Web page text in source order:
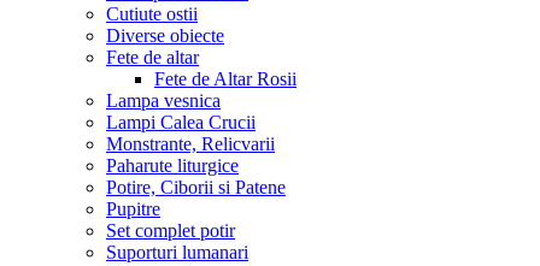
Cutiute ostii
Diverse obiecte
Fete de altar
Fete de Altar Rosii
Lampa vesnica
Lampi Calea Crucii
Monstrante, Relicvarii
Paharute liturgice
Potire, Ciborii si Patene
Pupitre
Set complet potir
Suporturi lumanari